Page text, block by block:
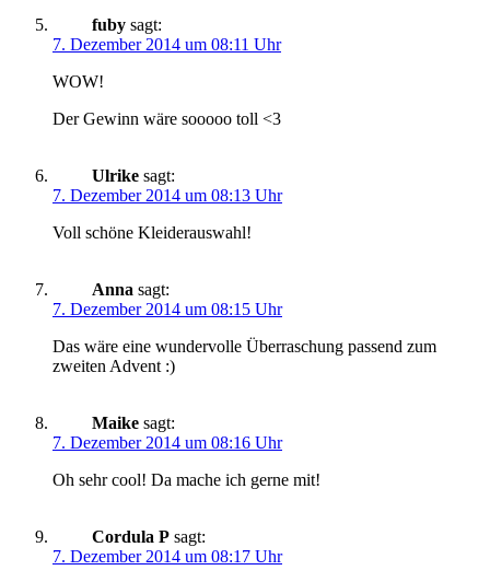
fuby sagt:
7. Dezember 2014 um 08:11 Uhr
WOW!
Der Gewinn wäre sooooo toll <3
Ulrike sagt:
7. Dezember 2014 um 08:13 Uhr
Voll schöne Kleiderauswahl!
Anna sagt:
7. Dezember 2014 um 08:15 Uhr
Das wäre eine wundervolle Überraschung passend zum
zweiten Advent :)
Maike sagt:
7. Dezember 2014 um 08:16 Uhr
Oh sehr cool! Da mache ich gerne mit!
Cordula P sagt:
7. Dezember 2014 um 08:17 Uhr